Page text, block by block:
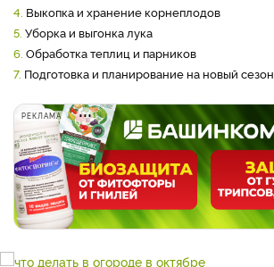
4. Выкопка и хранение корнеплодов
5. Уборка и выгонка лука
6. Обработка теплиц и парников
7. Подготовка и планирование на новый сезон
РЕКЛАМА